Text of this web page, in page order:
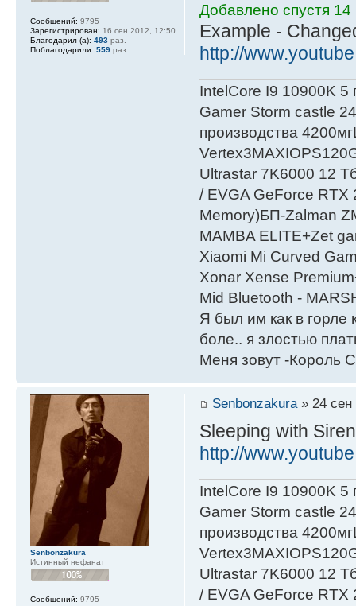
Добавлено спустя 14
Example -
http://
IntelСore I9 10900K 5
Gamer Storm castle
производства
Ultrastar 7K6000 12
/ EVGA GeForce RTX
Мemory)БП-Zalman
MAMBA ELITE+Zet
Xiaomi Mi Curved
Xonar Xense
Mid Bluetooth -
Я был им как в горле
боле.. я злостью
Меня зовут -Король
Сообщений: 9795
Зарегистрирован: 16 сен 2012, 12:50
Благодарил (а): 493 раз.
Поблагодарили: 559 раз.
Senbonzakura» 24 сен
Sleeping with
http://
IntelСore I9 10900K 5
Gamer Storm castle
производства
Ultrastar 7K6000 12
/ EVGA GeForce RTX
Senbonzakura
Истинный нефанат
Сообщений: 9795